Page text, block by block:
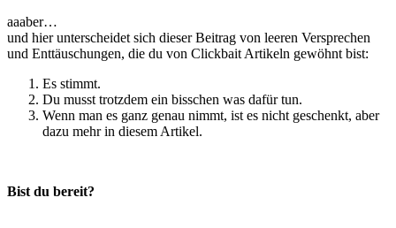
aaaber…
und hier unterscheidet sich dieser Beitrag von leeren Versprechen
und Enttäuschungen, die du von Clickbait Artikeln gewöhnt bist:
Es stimmt.
Du musst trotzdem ein bisschen was dafür tun.
Wenn man es ganz genau nimmt, ist es nicht geschenkt, aber
dazu mehr in diesem Artikel.
Bist du bereit?